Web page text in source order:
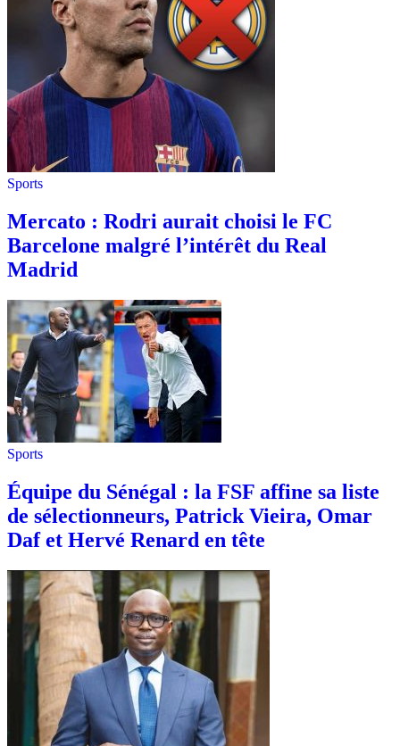
Sports
Mercato : Rodri aurait choisi le FC
Barcelone malgré l’intérêt du Real
Madrid
Sports
Équipe du Sénégal : la FSF affine sa liste
de sélectionneurs, Patrick Vieira, Omar
Daf et Hervé Renard en tête